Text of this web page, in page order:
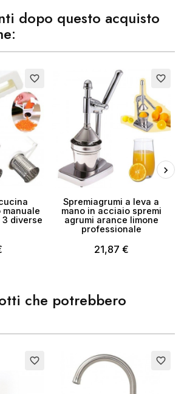
dopo questo acquisto
favorite_border
manuale
diverse
favorite_border
Spremiagrumi a leva a
mano in acciaio spremi
agrumi arance limone
professionale
21,87 €
che potrebbero
favorite_border favorite_border
Annulla Crea lista dei desideri